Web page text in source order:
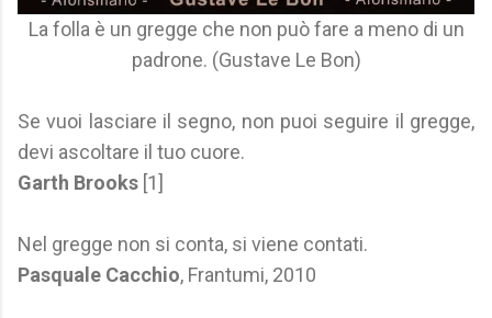
La folla è un gregge che non può fare a meno di un
padrone. (Gustave Le Bon)
Se vuoi lasciare il segno, non puoi seguire il gregge,
devi ascoltare il tuo cuore.
Garth Brooks [1]
Nel gregge non si conta, si viene contati.
Pasquale Cacchio, Frantumi, 2010